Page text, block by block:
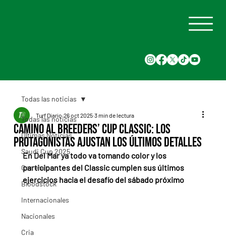
Todas las noticias
Últimas Noticias
Saudi Cup 2025
Carreras
Bloodstock
Internacionales
Nacionales
Cria
Todas las noticias
Camino al Breeders’ Cup Classic: los
protagonistas ajustan los últimos detalles
Turf Diario 26 oct 2025 3 min de lectura
En Del Mar ya todo va tomando color y los
participantes del Classic cumplen sus últimos
ejercicios hacia el desafío del sábado próximo